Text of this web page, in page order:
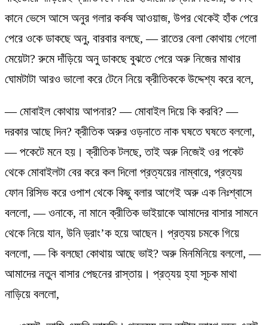
কানে ভেসে আসে অনুর গলার কর্কষ আওয়াজ, উপর থেকেই হাঁক পেরে
পেরে ওকে ডাকছে অনু, বারবার বলছে, — রাতের বেলা কোথায় গেলো
মেয়েটা? রুমে দাঁড়িয়ে অনু ডাকছে বুঝতে পেরে অরু নিজের মাথার
ঘোমটাটা আরও ভালো করে টেনে নিয়ে ক্রীতিককে উদ্দেশ্য করে বলে,
— মোবাইল কোথায় আপনার? — মোবাইল দিয়ে কি করবি? —
দরকার আছে দিন? ক্রীতিক অরুর ওড়নাতে নাক ঘষতে ঘষতে বললো,
— পকেটে মনে হয়। ক্রীতিক টলছে, তাই অরু নিজেই ওর পকেট
থেকে মোবাইলটা বের করে কল দিলো প্রত্যয়ের নাম্বারে, প্রত্যয়
ফোন রিসিভ করে ওপাশ থেকে কিছু বলার আগেই অরু এক নিঃশ্বাসে
বললো, — ওনাকে, না মানে ক্রীতিক ভাইয়াকে আমাদের বাসার সামনে
থেকে নিয়ে যান, উনি ড্রাং’ক হয়ে আছেন। প্রত্যয় চমকে গিয়ে
বললো, — কি বলছো কোথায় আছে ভাই? অরু মিনমিনিয়ে বললো, —
আমাদের নতুন বাসার পেছনের রাস্তায়। প্রত্যয় হ্যা সূচক মাথা
নাড়িয়ে বললো,